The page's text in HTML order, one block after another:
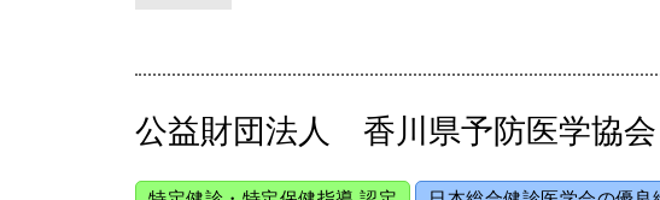
公益財団法人 香川県予防医学協